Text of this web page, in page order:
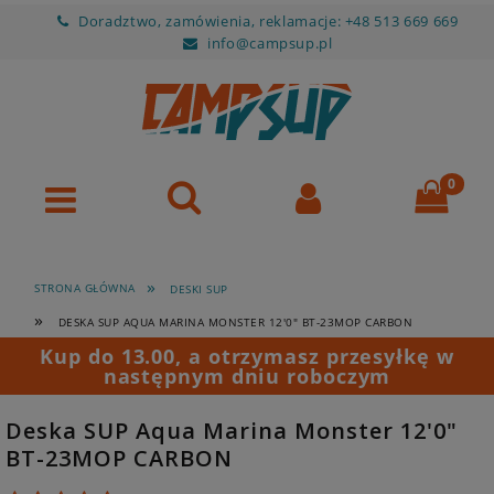
Doradztwo, zamówienia, reklamacje: +48 513 669 669
info@campsup.pl
STRONA GŁÓWNA » DESKI SUP
» DESKA SUP AQUA MARINA MONSTER 12'0" BT-23MOP CARBON
Kup do 13.00, a otrzymasz przesyłkę w
następnym dniu roboczym
Deska SUP Aqua Marina Monster 12'0"
BT-23MOP CARBON